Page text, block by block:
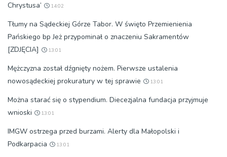
Chrystusa’
14:02
Tłumy na Sądeckiej Górze Tabor. W święto Przemienienia
Pańskiego bp Jeż przypominał o znaczeniu Sakramentów
[ZDJĘCIA]
13:01
Mężczyzna został dźgnięty nożem. Pierwsze ustalenia
nowosądeckiej prokuratury w tej sprawie
13:01
Można starać się o stypendium. Diecezjalna fundacja przyjmuje
wnioski
13:01
IMGW ostrzega przed burzami. Alerty dla Małopolski i
Podkarpacia
13:01